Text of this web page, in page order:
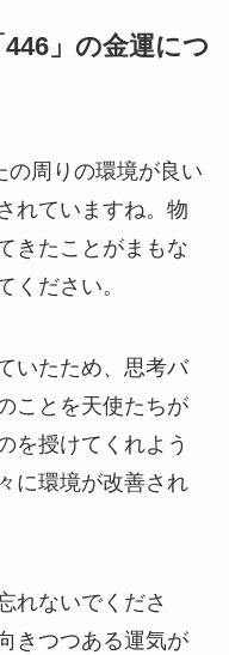
」の金運につ
の周りの環境が良い
れていますね。物
きたことがまもな
ください。
いたため、思考バ
ことを天使たちが
を授けてくれよう
に環境が改善され
れないでくださ
きつつある運気が